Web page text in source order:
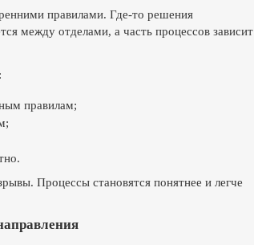
правилами. Где-то решения
между отделами, а часть процессов зависит
правилам;
Процессы становятся понятнее и легче